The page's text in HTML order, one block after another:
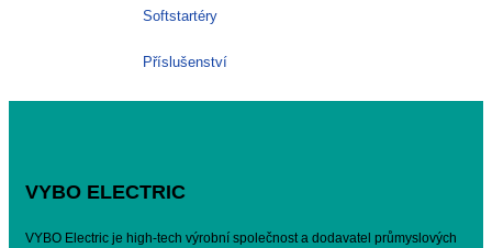
Softstartéry
Příslušenství
VYBO ELECTRIC
VYBO Electric je high-tech výrobní společnost a dodavatel průmyslových